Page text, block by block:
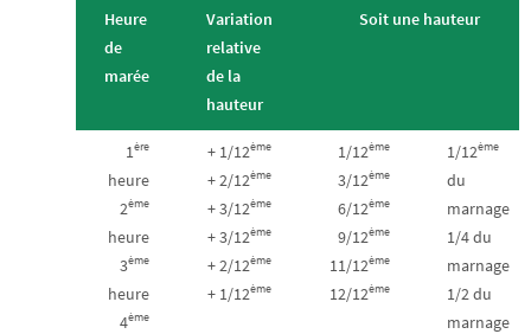
Heure
de
marée
Variation
relative
de la
hauteur
Soit une hauteur
1ère
heure
2ème
heure
3ème
heure
4ème
+ 1/12ème
+ 2/12ème
+ 3/12ème
+ 3/12ème
+ 2/12ème
+ 1/12ème
1/12ème
3/12ème
6/12ème
9/12ème
11/12ème
12/12ème
1/12ème
du
marnage
1/4 du
marnage
1/2 du
marnage